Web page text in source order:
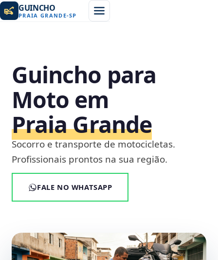
GUINCHO
PRAIA GRANDE-SP
Guincho para
Moto em
Praia Grande
Socorro e transporte de motocicletas.
Profissionais prontos na sua região.
FALE NO WHATSAPP